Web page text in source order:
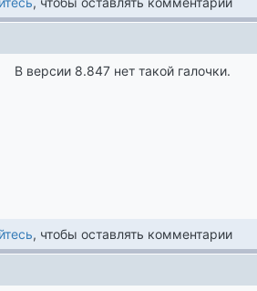
В версии 8.847 нет такой галочки.
, чтобы оставлять комментарии